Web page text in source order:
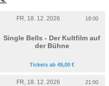
FR, 18. 12. 2026 18:00
Single Bells - Der Kultfilm auf
der Bühne
Tickets ab 49,00 €
FR, 18. 12. 2026 21:00